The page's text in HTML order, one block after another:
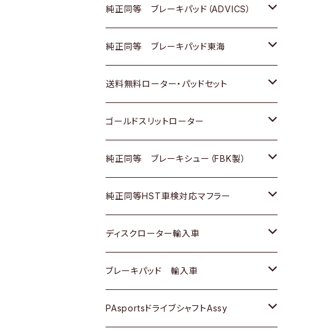
三菱
スバル
日野
三菱ふそう
ＢＭＷ
マツダ
三菱
日野
三菱ふそう
三菱
日野
三菱ふそう
その他
ダイハツ
マツダ
三菱
スバル
日産
いすゞ
ダイハツ
マツダ
三菱
スバル
いすゞ
ダイハツ
マツダ
三菱
ホンダ
スズキ
日産
ダイハツ
マツダ
三菱
スバル
トヨタ
ホンダ
スズキ
日産
いすゞ
ダイハツ
マツダ
三菱
スバル
純正同等 ブレーキパッド（ADVICS）
トヨタ
ホンダ
スズキ
日産
ダイハツ
マツダ
三菱
スバル
純正同等 ブレーキパッド東海
トヨタ
ホンダ
日産
いすゞ
ダイハツ
マツダ
三菱
送料無料ローター・パッドセット
トヨタ
ホンダ
スズキ
日産
ダイハツ
マツダ
ゴールドスリットローター
トヨタ
ホンダ
スズキ
日産
ダイハツ
純正同等 ブレーキシュー（FBK製）
ホンダ
スズキ
日産
ダイハツ
純正同等HST車検対応マフラー
トヨタ
ホンダ
スズキ
ディスクローター輸入車
ＡＵＤＩ
ＢＥＮＺ
ブレーキパッド 輸入車
ＢＥＮＺ
PAsportsドライブシャフトAssy